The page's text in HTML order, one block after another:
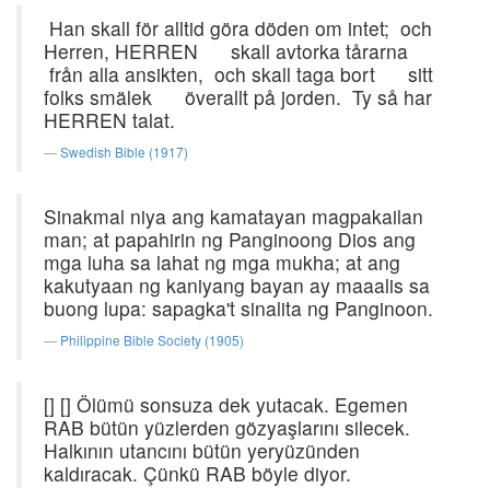
Han skall för alltid göra döden om intet; och
Herren, HERREN skall avtorka tårarna
från alla ansikten, och skall taga bort sitt
folks smälek överallt på jorden. Ty så har
HERREN talat.
Swedish Bible (1917)
Sinakmal niya ang kamatayan magpakailan
man; at papahirin ng Panginoong Dios ang
mga luha sa lahat ng mga mukha; at ang
kakutyaan ng kaniyang bayan ay maaalis sa
buong lupa: sapagka't sinalita ng Panginoon.
Philippine Bible Society (1905)
[] [] Ölümü sonsuza dek yutacak. Egemen
RAB bütün yüzlerden gözyaşlarını silecek.
Halkının utancını bütün yeryüzünden
kaldıracak. Çünkü RAB böyle diyor.